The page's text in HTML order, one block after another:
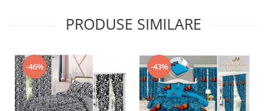
PRODUSE SIMILARE
-46% -43%